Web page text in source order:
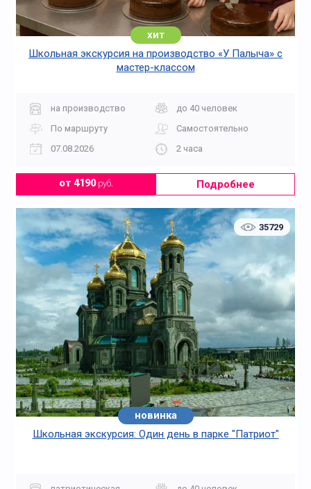
хит
Школьная экскурсия на производство «У Палыча» с
мастер-классом
на производство
до 40 человек
По маршруту
Самостоятельно
07.08.2026
2 часа
от 4190руб. Подробнее
35729
хит
новинка
Школьная экскурсия: Один день в парке "Патриот"